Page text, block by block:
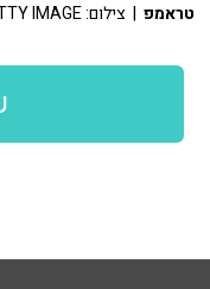
טראמפ | צילום: BRENDAN SMIALOWS\ GETTY IMAGE